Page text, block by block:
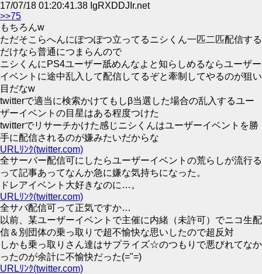
17/07/18 01:20:41.38 IgRXDDJIr.net
>>75
もちろんw
ただそこらへんにぽつぽつ立ってるニシくん一匹二匹配信する
だけなら普通につまらんので
ニシくんにPS4ユーザー舐めんなよと知らしめるならユーザー
イベントに途中乱入して配信してるぞと牽制してやるのが狙い
目だなw
twitterで適当に検索かけてもしβ当選した場合の乱入するユー
ザーイベントの目星はある程度つけた
twitterでリサーチかけた感じニシくんはユーザーイベントを勝
手に配信されるのが嫌みたいだからな
URLﾘﾝｸ(twitter.com)
全サーバー配信可にしたらユーザーイベントの荒らしが流行る
って記事あってなんか急に嫌な気持ちになった。
ドレアイベント大好きなのに…。
URLﾘﾝｸ(twitter.com)
全サバ配信可って正気ですか…
以前、某ユーザーイベントで主催に内緒（未許可）でニコ生配
信＆別団体の乗っ取りで超不愉快な思いしたので超反対
しかも乗っ取りさん達はサプライズ☆のつもりで悪びれてなか
ったのが余計に不愉快だった(="=)
URLﾘﾝｸ(twitter.com)